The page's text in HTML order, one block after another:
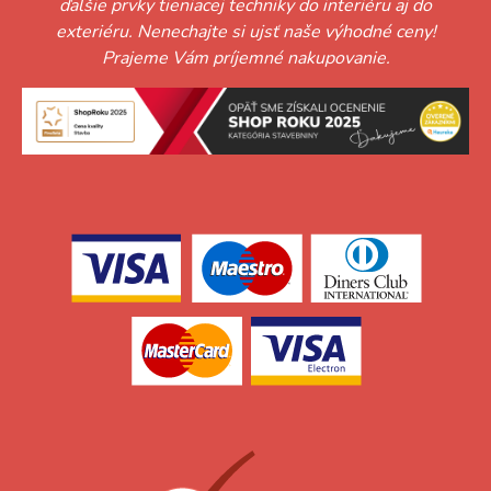
ďalšie prvky tieniacej techniky do interiéru aj do
exteriéru. Nenechajte si ujsť naše výhodné ceny!
Prajeme Vám príjemné nakupovanie.